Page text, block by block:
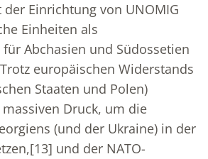
Einrichtung von UNOMIG
Einheiten als
Abchasien und Südossetien
Trotz europäischen Widerstands
Staaten und Polen)
massiven Druck, um die
(und der Ukraine) in der
[13] und der NATO-